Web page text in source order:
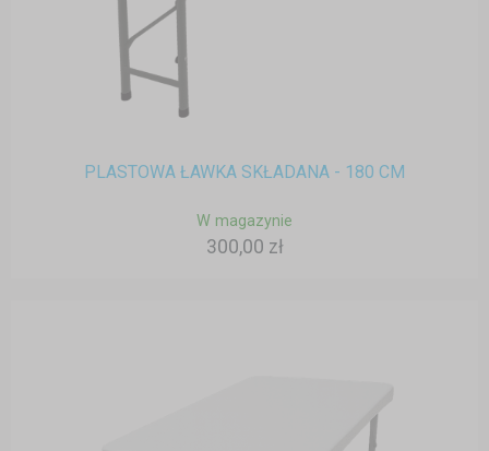
PLASTOWA ŁAWKA SKŁADANA - 180 CM
W magazynie
300,00 zł